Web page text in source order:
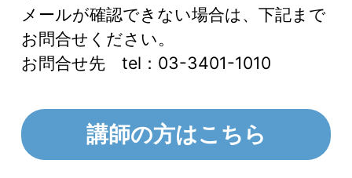
メールが確認できない場合は、下記まで
お問合せください。
お問合せ先 tel：03-3401-1010
講師の方はこちら